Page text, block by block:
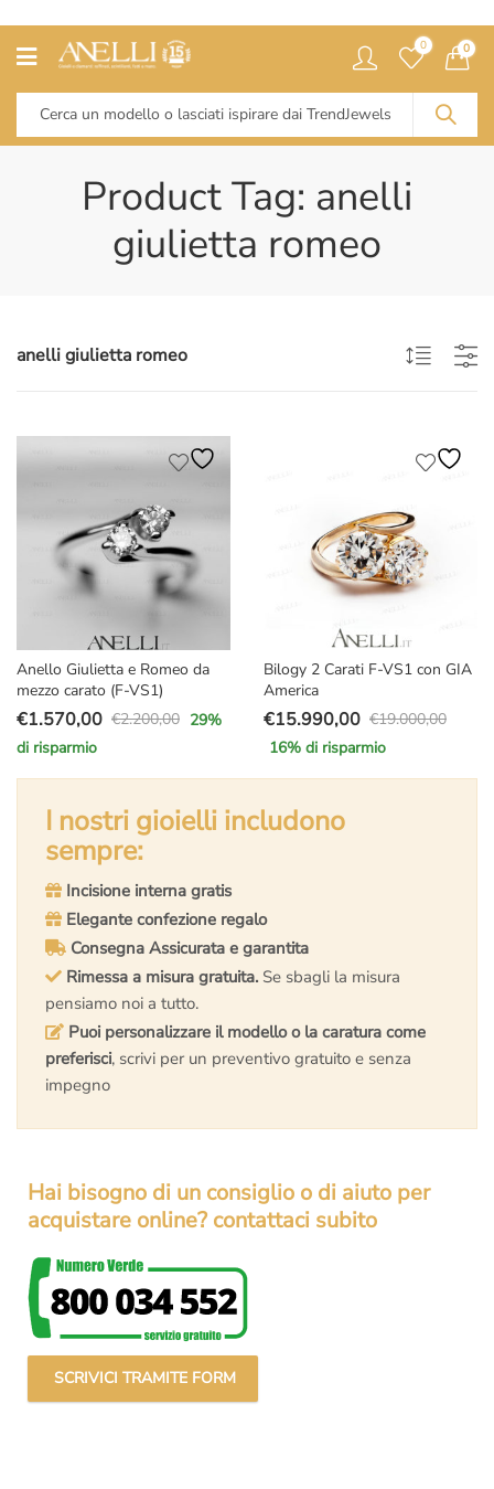
0 0
Product Tag: anelli
giulietta romeo
anelli giulietta romeo
Anello Giulietta e Romeo da
mezzo carato (F-VS1)
€2.200,00
Il
prezzo
originale
€2.200,00.
€1.570,00
Il
prezzo
attuale
€1.570,00.
29%
di risparmio
Bilogy 2 Carati F-VS1 con GIA
America
€19.000,00
Il
prezzo
originale
era:
€15.990,00
Il
prezzo
attuale
è:
16% di risparmio
I nostri gioielli includono
sempre:
Incisione interna gratis
Elegante confezione regalo
Consegna Assicurata e garantita
Rimessa a misura gratuita. Se sbagli la misura
pensiamo noi a tutto.
Puoi personalizzare il modello o la caratura come
preferisci, scrivi per un preventivo gratuito e senza
impegno
Hai bisogno di un consiglio o di aiuto per
acquistare online? contattaci subito
SCRIVICI TRAMITE FORM